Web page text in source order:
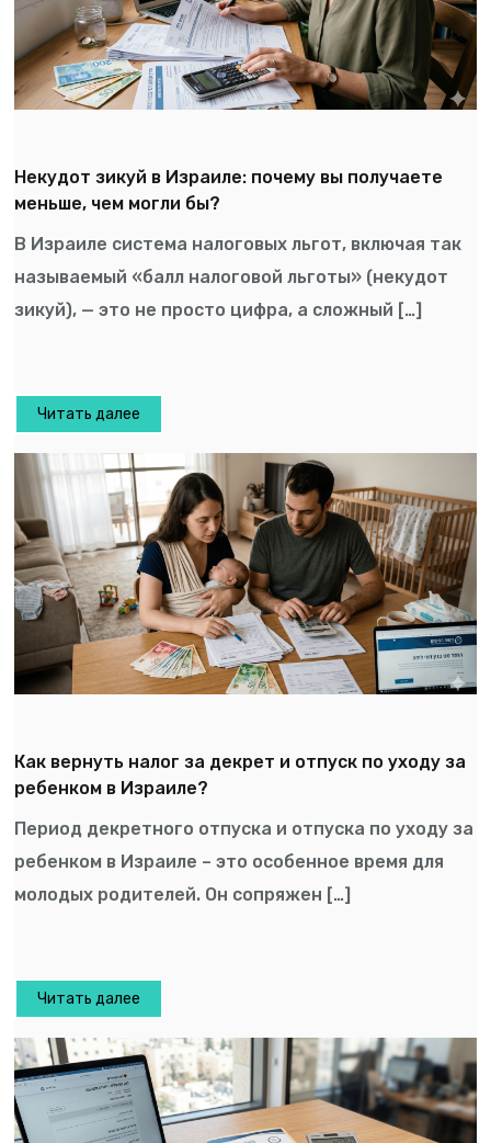
Некудот зикуй в Израиле: почему вы получаете
меньше, чем могли бы?
В Израиле система налоговых льгот, включая так
называемый «балл налоговой льготы» (некудот
зикуй), — это не просто цифра, а сложный […]
Читать далее
Как вернуть налог за декрет и отпуск по уходу за
ребенком в Израиле?
Период декретного отпуска и отпуска по уходу за
ребенком в Израиле – это особенное время для
молодых родителей. Он сопряжен […]
Читать далее